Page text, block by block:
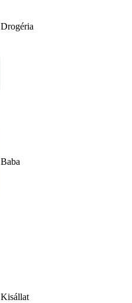
Drogéria
Baba
Kisállat